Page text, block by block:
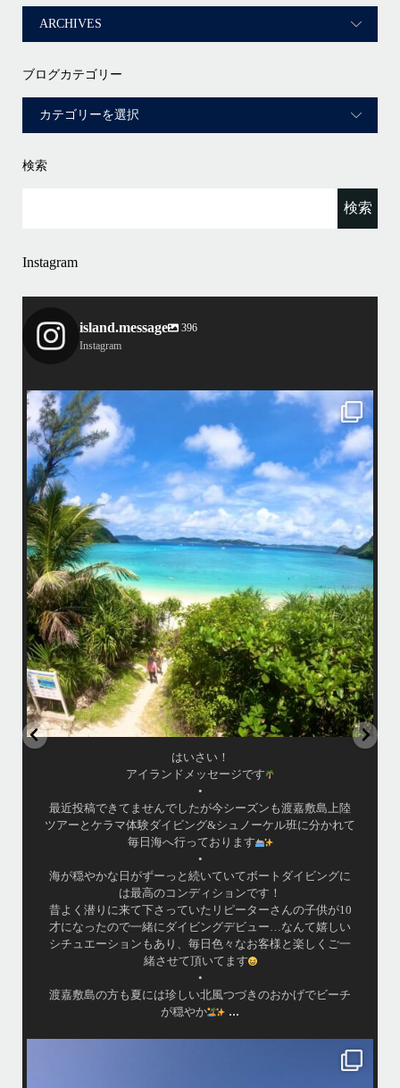
ブログカテゴリー
検索
Instagram
island.message
396
Instagram
island.message
・
昨日は社員旅行でお越しの14名様にて勇海号を貸切り頂き、ケラマで
BBQとスノーケリングを楽しんで参りました！
・
いい天気に恵まれて、海が良く似合う愉快な方々と楽しい時間を過ごし
ましたよ〜
・
・
皆様ご利用誠にありがとうございました
またのお越しをお待ちしておりますね！！
・
www.island-message.ne.jp
TEL:098-936-8292
.
#Islandmessage #ceruleanblueokinawa #ホエールウォッチング...
5月 21
・
昨日は社員旅行でお越しの14名様にて勇海号を貸切り頂
き、ケラマでBBQとスノーケリングを楽しんで参りまし
た！
・
・
いい天気に恵まれて、海が良く似合う愉快な方々と楽しい
時間を過ごしましたよ〜
・
・
皆様ご利用誠にありがとうございました
またのお越しをお待ちしておりますね！！
・
・
www.island-message.ne.jp
TEL:098-936-8292